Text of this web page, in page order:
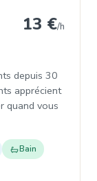
l'Adour
13 €/h
depuis 30
apprécient
quand vous
Bain